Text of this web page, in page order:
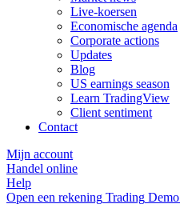
Live-koersen
Economische agenda
Corporate actions
Updates
Blog
US earnings season
Learn TradingView
Client sentiment
Contact
Mijn account
Handel online
Help
Open een rekening Trading Demo